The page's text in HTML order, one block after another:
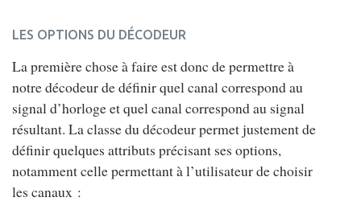
LES OPTIONS DU DÉCODEUR
La première chose à faire est donc de permettre à
notre décodeur de définir quel canal correspond au
signal d’horloge et quel canal correspond au signal
résultant. La classe du décodeur permet justement de
définir quelques attributs précisant ses options,
notamment celle permettant à l’utilisateur de choisir
les canaux :